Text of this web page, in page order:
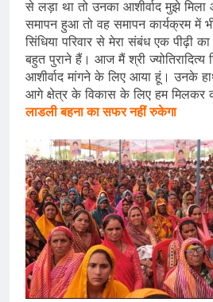
से लड़ा था तो उनका आशीर्वाद मुझे मिला
समापन हुआ तो वह समापन कार्यक्रम में
सिंधिया परिवार से मेरा संबंध एक पीढ़ी
बहुत पुराने हैं। आज मैं श्री
आशीर्वाद मांगने के लिए आया हूं। उनके
आगे क्षेत्र के विकास के लिए हम मिलकर
लाडली बहना का सफर नहीं रुकेगा